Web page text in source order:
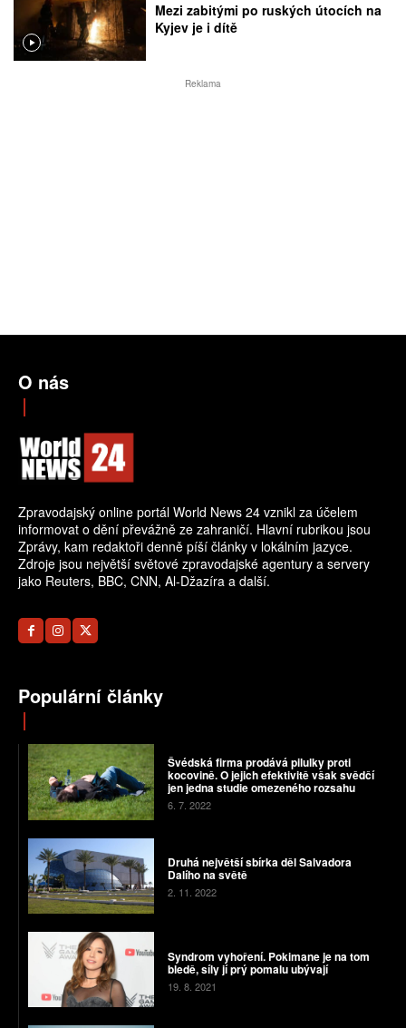
Mezi zabitými po ruských útocích na
Kyjev je i dítě
Reklama
O nás
Zpravodajský online portál World News 24 vznikl za účelem
informovat o dění převážně ze zahraničí. Hlavní rubrikou jsou
Zprávy, kam redaktoři denně píší články v lokálním jazyce.
Zdroje jsou největší světové zpravodajské agentury a servery
jako Reuters, BBC, CNN, Al-Džazíra a další.
Populární články
Švédská firma prodává pilulky proti
kocovině. O jejich efektivitě však svědčí
jen jedna studie omezeného rozsahu
6. 7. 2022
Druhá největší sbírka děl Salvadora
Dalího na světě
2. 11. 2022
Syndrom vyhoření. Pokimane je na tom
bledě, síly jí prý pomalu ubývají
19. 8. 2021